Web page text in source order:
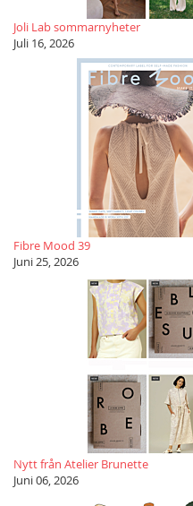
Joli Lab sommarnyheter
Juli 16, 2026
Fibre Mood 39
Juni 25, 2026
Nytt från Atelier Brunette
Juni 06, 2026